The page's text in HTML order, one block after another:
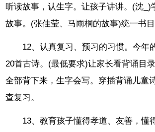
听读故事，认生字。让孩子讲讲。(沈_)
故事。(张佳莹、马雨桐的故事)统一书目
12、认真复习、预习的习惯。今年
20首古诗。(最低要求)让家长看背诵目
全部背下来，生字会写。穿插背诵儿童
查复习。
13、教育孩子懂得孝道、友善，懂